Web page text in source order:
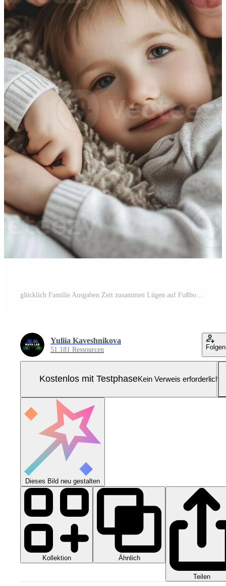
Yuliia Kaveshnikova
51.181 Ressourcen Folgen
Kostenlos mit TestphaseKein Verweis erforderlich
Dieses Bild neu gestalten
Kollektion Ähnlich
Teilen